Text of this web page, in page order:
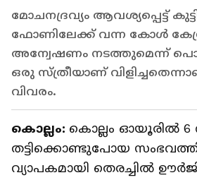
മോചനദ്രവ്യം ആവശ്യപ്പെട്ട്
ഫോണിലേക്ക് വന്ന കോള്‍
അന്വേഷണം നടത്തുമെന്ന്
ഒരു സ്ത്രീയാണ്
വിവരം.
കൊല്ലം: കൊല്ലം ഓയൂരിൽ
തട്ടിക്കൊണ്ടുപോയ
വ്യാപകമായി തെരച്ചില്‍